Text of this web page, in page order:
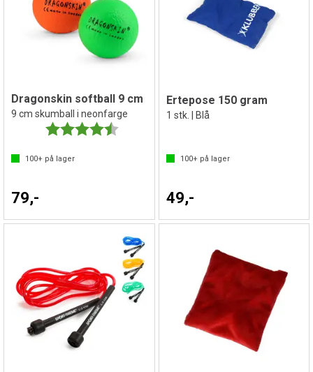
Dragonskin softball 9 cm
9 cm skumball i neonfarge
Karakter:
4.5 av 5 mulige
100+ på lager
79,-
Ertepose 150 gram
1 stk. | Blå
100+på lager
49,-